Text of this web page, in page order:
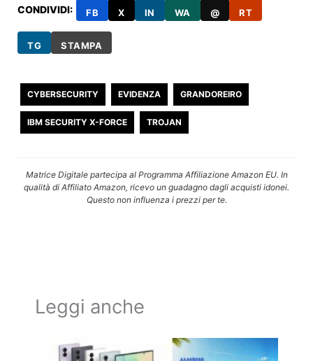
CONDIVIDI: FB X IN WA @ RT
TG STAMPA
CYBERSECURITY EVIDENZA GRANDOREIRO
IBM SECURITY X-FORCE TROJAN
Matrice Digitale partecipa al Programma Affiliazione Amazon EU. In
qualità di Affiliato Amazon, ricevo un guadagno dagli acquisti idonei.
Questo non influenza i prezzi per te.
Leggi anche